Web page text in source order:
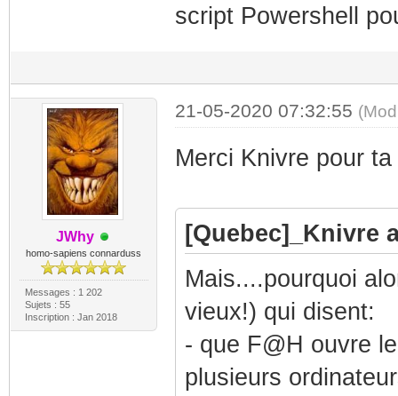
script Powershell
JWhy
homo-sapiens connarduss
Messages : 1 202
Sujets : 55
Inscription : Jan 2018
21-05-2020 07:32:55
Merci Knivre pour
[Quebec]_Knivre
Mais....pourquoi
vieux!) qui disent:
- que F@H ouvre
plusieurs